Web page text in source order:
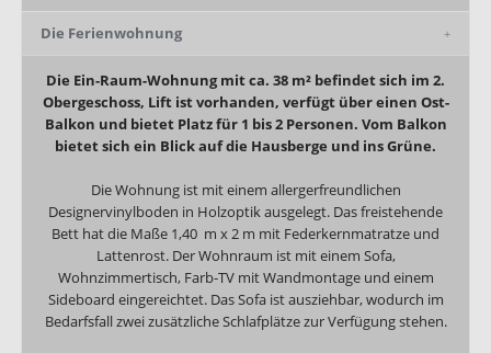
Die Ferienwohnung
Die Ein-Raum-Wohnung mit ca. 38 m² befindet sich im 2.
Obergeschoss, Lift ist vorhanden, verfügt über einen Ost-
Balkon und bietet Platz für 1 bis 2 Personen. Vom Balkon
bietet sich ein Blick auf die Hausberge und ins Grüne.
Die Wohnung ist mit einem allergerfreundlichen
Designervinylboden in Holzoptik ausgelegt. Das freistehende
Bett hat die Maße 1,40 m x 2 m mit Federkernmatratze und
Lattenrost. Der Wohnraum ist mit einem Sofa,
Wohnzimmertisch, Farb-TV mit Wandmontage und einem
Sideboard eingereichtet. Das Sofa ist ausziehbar, wodurch im
Bedarfsfall zwei zusätzliche Schlafplätze zur Verfügung stehen.